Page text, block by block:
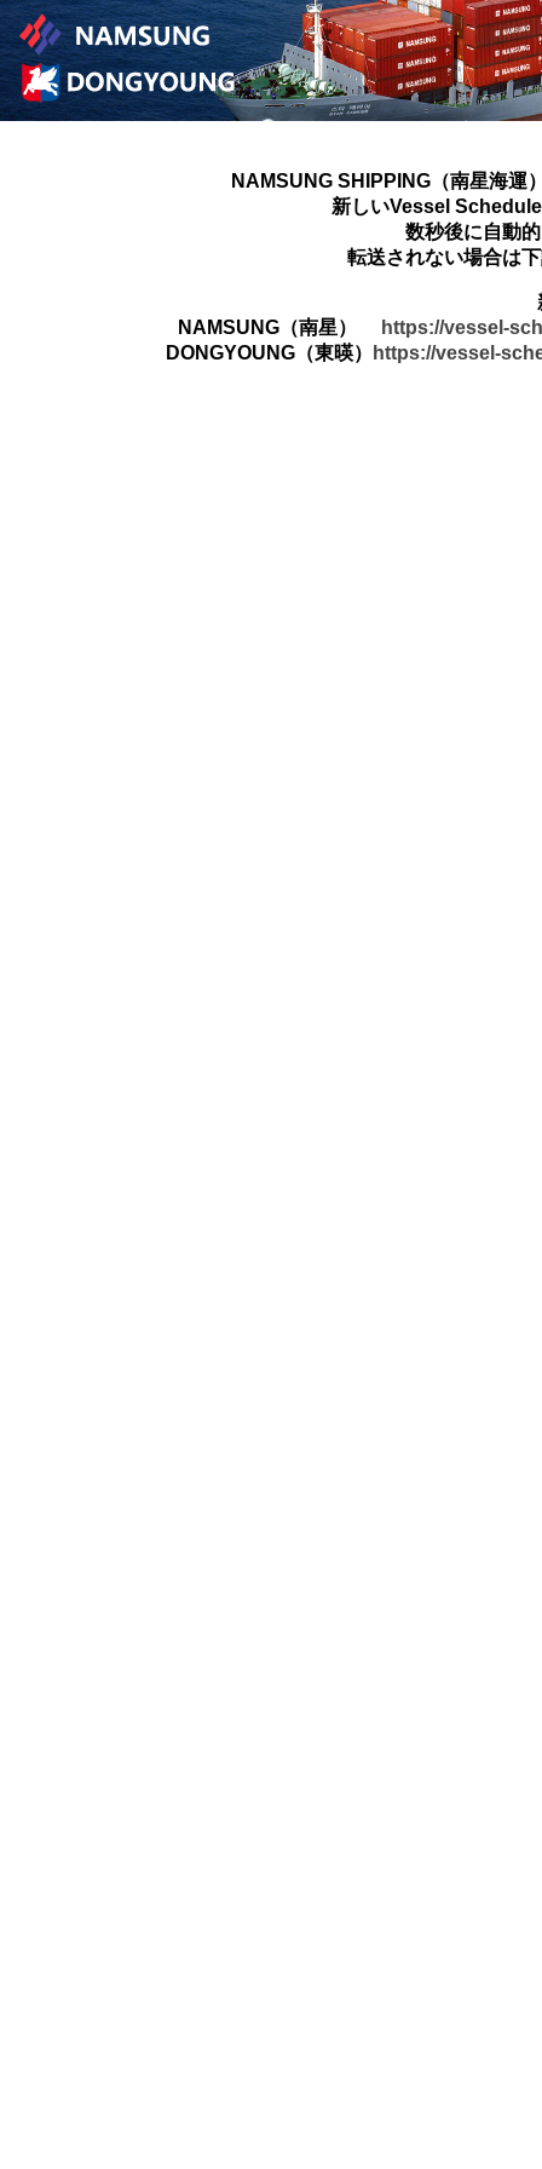
NAMSUNG SHIPPING（南星海運
新しいVessel
数秒後に自動
転送されない場合は
NAMSUNG（南星）
https://vessel-
DONGYOUNG（東暎）
https://vessel-